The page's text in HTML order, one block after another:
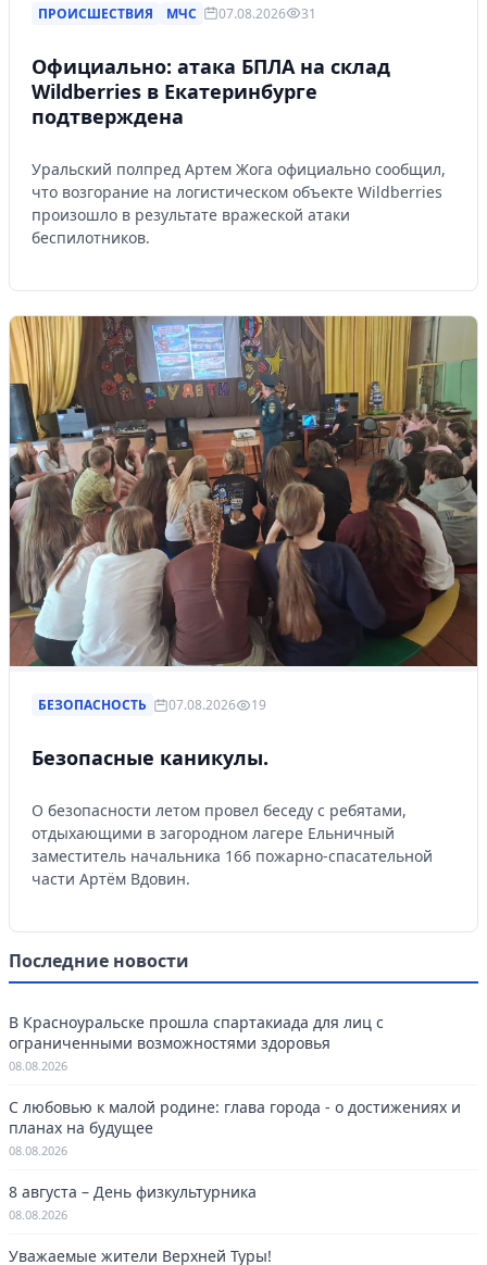
ПРОИСШЕСТВИЯ МЧС 07.08.2026 31
Официально: атака БПЛА на склад
Wildberries в Екатеринбурге
подтверждена
Уральский полпред Артем Жога официально сообщил,
что возгорание на логистическом объекте Wildberries
произошло в результате вражеской атаки
беспилотников.
БЕЗОПАСНОСТЬ 07.08.2026 19
Безопасные каникулы.
О безопасности летом провел беседу с ребятами,
отдыхающими в загородном лагере Ельничный
заместитель начальника 166 пожарно-спасательной
части Артём Вдовин.
Последние новости
В Красноуральске прошла спартакиада для лиц с
ограниченными возможностями здоровья
08.08.2026
С любовью к малой родине: глава города - о достижениях и
планах на будущее
08.08.2026
8 августа – День физкультурника
08.08.2026
Уважаемые жители Верхней Туры!